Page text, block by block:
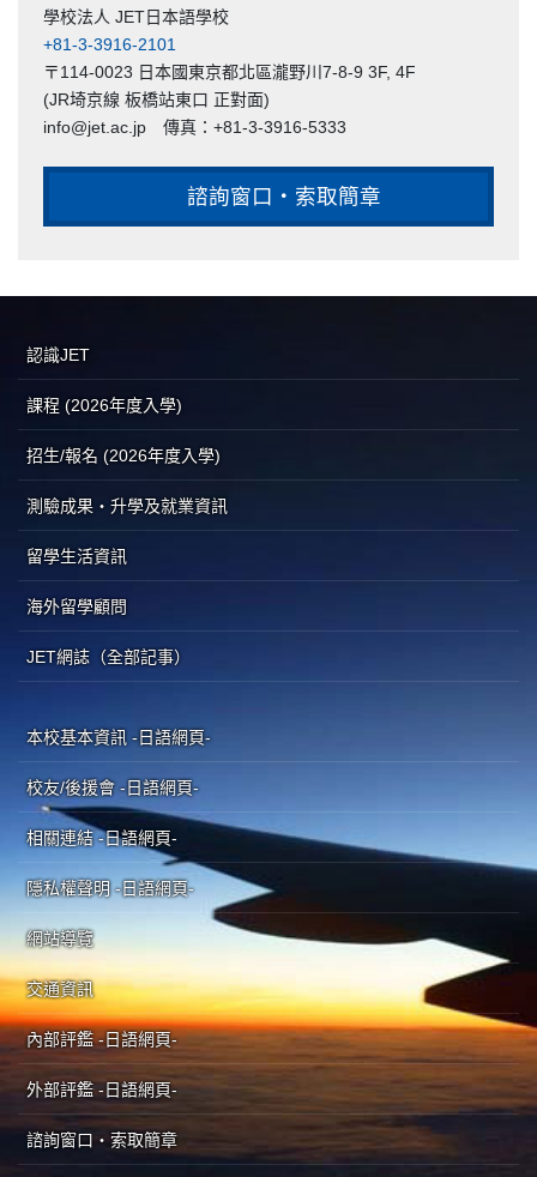
學校法人 JET日本語學校
+81-3-3916-2101
〒114-0023 日本國東京都北區瀧野川7-8-9 3F, 4F
(JR埼京線 板橋站東口 正對面)
info@jet.ac.jp 傳真：+81-3-3916-5333
諮詢窗口・索取簡章
認識JET
課程 (2026年度入學)
招生/報名 (2026年度入學)
測驗成果・升學及就業資訊
留學生活資訊
海外留學顧問
JET網誌（全部記事）
本校基本資訊 -日語網頁-
校友/後援會 -日語網頁-
相關連結 -日語網頁-
隱私權聲明 -日語網頁-
網站導覽
交通資訊
內部評鑑 -日語網頁-
外部評鑑 -日語網頁-
諮詢窗口・索取簡章